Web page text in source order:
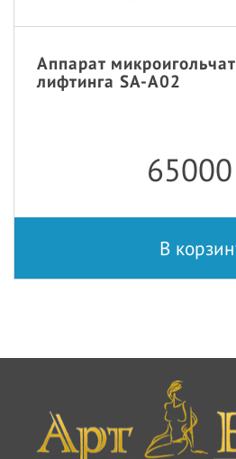
Аппарат
лифтинга SA-A02
65000
В